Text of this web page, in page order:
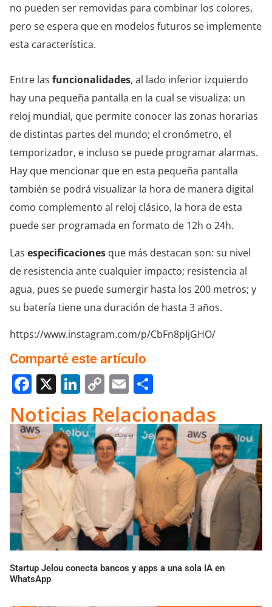
no pueden ser removidas para combinar los colores,
pero se espera que en modelos futuros se implemente
esta característica.
Entre las funcionalidades, al lado inferior izquierdo
hay una pequeña pantalla en la cual se visualiza: un
reloj mundial, que permite conocer las zonas horarias
de distintas partes del mundo; el cronómetro, el
temporizador, e incluso se puede programar alarmas.
Hay que mencionar que en esta pequeña pantalla
también se podrá visualizar la hora de manera digital
como complemento al reloj clásico, la hora de esta
puede ser programada en formato de 12h o 24h.
Las especificaciones que más destacan son: su nivel
de resistencia ante cualquier impacto; resistencia al
agua, pues se puede sumergir hasta los 200 metros; y
su batería tiene una duración de hasta 3 años.
https://www.instagram.com/p/CbFn8pIjGHO/
Comparté este artículo
Facebook
X LinkedIn
Copy
Link
Email
Noticias Relacionadas
Startup Jelou conecta bancos y apps a una sola IA en
WhatsApp